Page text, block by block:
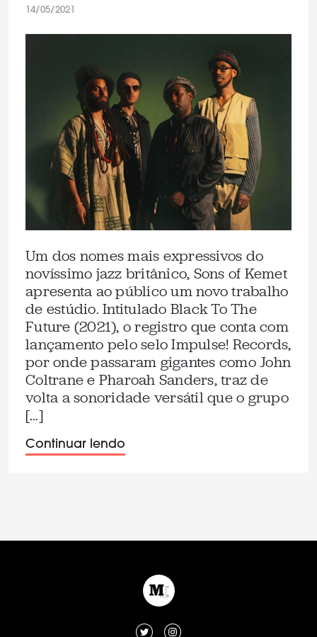
14/05/2021
Um dos nomes mais expressivos do
novíssimo jazz britânico, Sons of Kemet
apresenta ao público um novo trabalho
de estúdio. Intitulado Black To The
Future (2021), o registro que conta com
lançamento pelo selo Impulse! Records,
por onde passaram gigantes como John
Coltrane e Pharoah Sanders, traz de
volta a sonoridade versátil que o grupo
[…]
Continuar lendo